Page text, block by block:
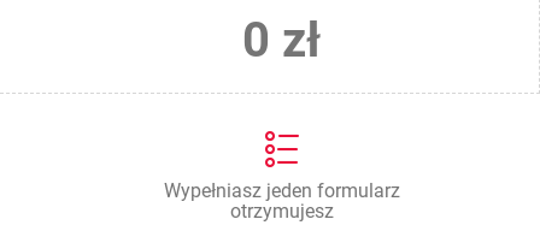
0 zł
Wypełniasz jeden formularz
otrzymujesz